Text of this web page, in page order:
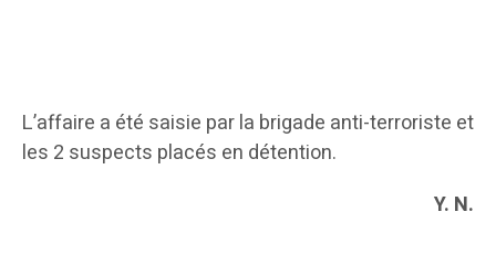
L’affaire a été saisie par la brigade anti-terroriste et
les 2 suspects placés en détention.
Y. N.